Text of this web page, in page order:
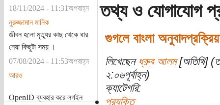
18/11/2024 - 11:31অপরাহ্ন
নুরুজ্জামান মানিক
জীবন হলো মৃত্যুর কাছ থেকে ধার
নেয়া কিছুটা সময় ।
07/08/2024 - 11:53অপরাহ্ন
আরও
OpenID ব্যবহার করে লগইন
তথ্য ও যোগাযোগ
গুগলে বাংলা
লিখেছেন ধ্রুব আলম[অতিথি]
২:০৬পূর্বাহ্ন)
ক্যাটেগরি:
প্রযুক্তি